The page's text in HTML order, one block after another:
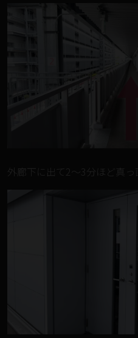
外廊下に出て2～3分ほど真